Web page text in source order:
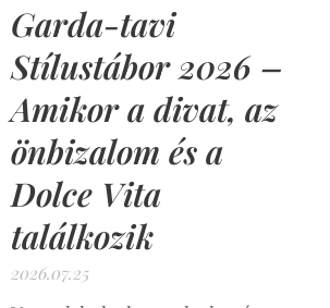
Garda-tavi
Stílustábor 2026 –
Amikor a divat, az
önbizalom és a
Dolce Vita
találkozik
2026.07.25